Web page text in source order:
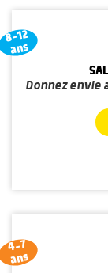
8-12
ans
Donnez envie
4-7
ans